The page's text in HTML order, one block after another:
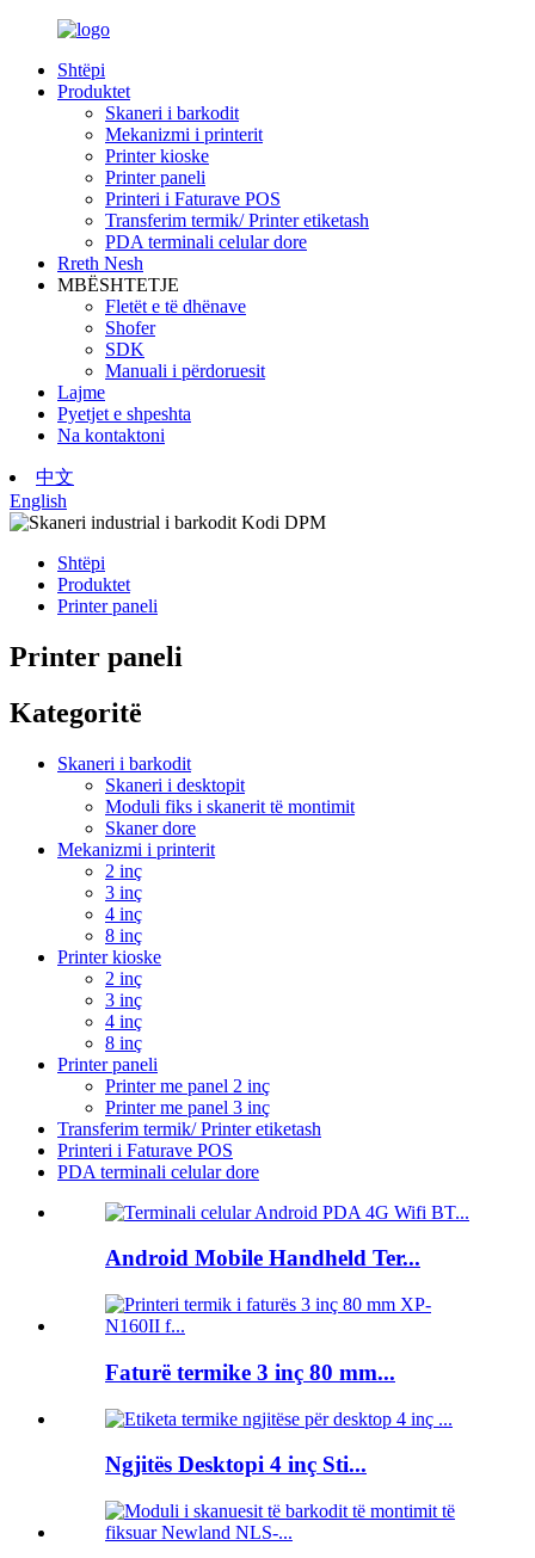
Shtëpi
Produktet
Skaneri i barkodit
Mekanizmi i printerit
Printer kioske
Printer paneli
Printeri i Faturave POS
Transferim termik/ Printer etiketash
PDA terminali celular dore
Rreth Nesh
MBËSHTETJE
Fletët e të dhënave
Shofer
SDK
Manuali i përdoruesit
Lajme
Pyetjet e shpeshta
Na kontaktoni
中文
English
Shtëpi
Produktet
Printer paneli
Printer paneli
Kategoritë
Skaneri i barkodit
Skaneri i desktopit
Moduli fiks i skanerit të montimit
Skaner dore
Mekanizmi i printerit
2 inç
3 inç
4 inç
8 inç
Printer kioske
2 inç
3 inç
4 inç
8 inç
Printer paneli
Printer me panel 2 inç
Printer me panel 3 inç
Transferim termik/ Printer etiketash
Printeri i Faturave POS
PDA terminali celular dore
Android Mobile Handheld Ter...
Faturë termike 3 inç 80 mm...
Ngjitës Desktopi 4 inç Sti...